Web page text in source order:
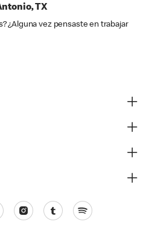
TX
¿Alguna vez pensaste en trabajar